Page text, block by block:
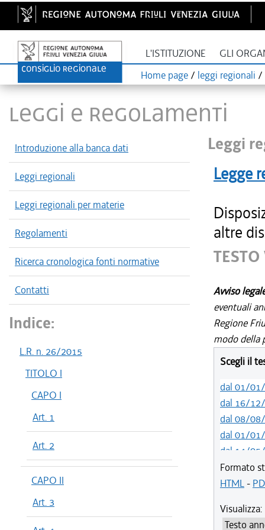
L'ISTITUZIONE GLI
Home page / leggi regionali /
LEGGI E REGOLAMENTI
Introduzione alla banca dati
Leggi regionali
Leggi regionali per materie
Regolamenti
Ricerca cronologica fonti normative
Contatti
Indice:
L.R. n. 26/2015
TITOLO I
CAPO I
Art. 1
Art. 2
CAPO II
Art. 3
Leggi
Legge
altre
Avviso
eventuali
Regione
modo della
Scegli il
dal 01/
dal 16/
dal 08/
dal 01/
dal 14/
dal 01/
dal 01/
dal 10/
Formato
HTML-
Visualizza: